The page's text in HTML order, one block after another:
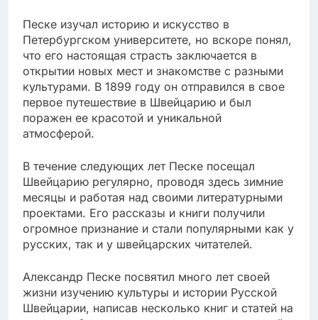
Песке изучал историю и искусство в
Петербургском университете, но вскоре понял,
что его настоящая страсть заключается в
открытии новых мест и знакомстве с разными
культурами. В 1899 году он отправился в свое
первое путешествие в Швейцарию и был
поражен ее красотой и уникальной
атмосферой.
В течение следующих лет Песке посещал
Швейцарию регулярно, проводя здесь зимние
месяцы и работая над своими литературными
проектами. Его рассказы и книги получили
огромное признание и стали популярными как у
русских, так и у швейцарских читателей.
Александр Песке посвятил много лет своей
жизни изучению культуры и истории Русской
Швейцарии, написав несколько книг и статей на